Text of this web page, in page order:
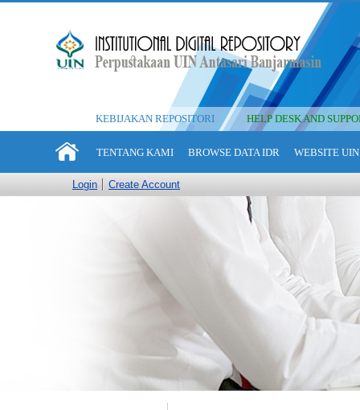
KEBIJAKAN REPOSITORI HELP DESK AND
TENTANG KAMI BROWSE DATA IDR WEBSITE
Login Create Account